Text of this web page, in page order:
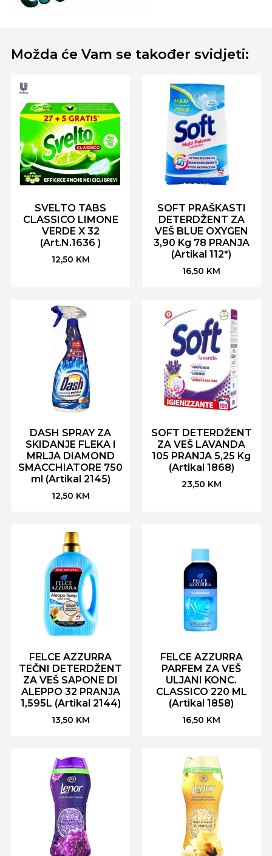
Možda će Vam se također svidjeti:
SVELTO TABS
CLASSICO LIMONE
VERDE X 32
(Art.N.1636 )
12,50 KM
SOFT PRAŠKASTI
DETERDŽENT ZA
VEŠ BLUE OXYGEN
3,90 Kg 78 PRANJA
(Artikal 112*)
16,50 KM
DASH SPRAY ZA
SKIDANJE FLEKA I
MRLJA DIAMOND
SMACCHIATORE 750
ml (Artikal 2145)
12,50 KM
SOFT DETERDŽENT
ZA VEŠ LAVANDA
105 PRANJA 5,25 Kg
(Artikal 1868)
23,50 KM
FELCE AZZURRA
TEČNI DETERDŽENT
ZA VEŠ SAPONE DI
ALEPPO 32 PRANJA
1,595L (Artikal 2144)
13,50 KM
FELCE AZZURRA
PARFEM ZA VEŠ
ULJANI KONC.
CLASSICO 220 ML
(Artikal 1858)
16,50 KM